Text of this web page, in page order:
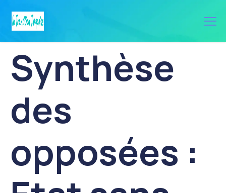
Synthèse
des
opposées :